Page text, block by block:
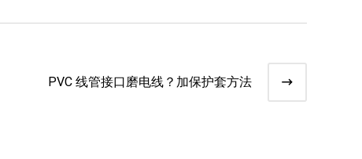
PVC 线管接口磨电线？加保护套方法​